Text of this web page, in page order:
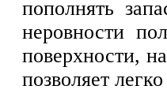
пополнять
неровности
поверхности,
позволяет